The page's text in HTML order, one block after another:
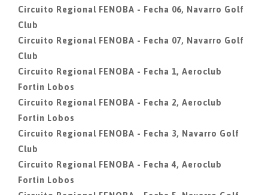
Circuito Regional FENOBA - Fecha 06, Navarro Golf
Club
Circuito Regional FENOBA - Fecha 07, Navarro Golf
Club
Circuito Regional FENOBA - Fecha 1, Aeroclub
Fortin Lobos
Circuito Regional FENOBA - Fecha 2, Aeroclub
Fortin Lobos
Circuito Regional FENOBA - Fecha 3, Navarro Golf
Club
Circuito Regional FENOBA - Fecha 4, Aeroclub
Fortin Lobos